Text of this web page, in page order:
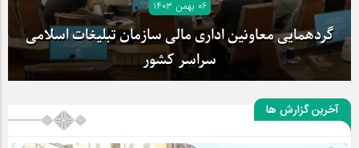
۰۶ بهمن ۱۴۰۳
گردهمایی معاونین اداری مالی سازمان تبلیغات اسلامی
سراسر کشور
آخرین گزارش ها